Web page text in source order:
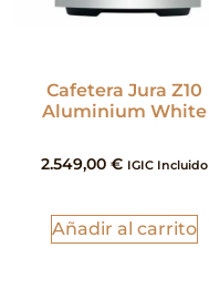
Cafetera Jura Z10
Aluminium White
2.549,00 € IGIC Incluido
Añadir al carrito